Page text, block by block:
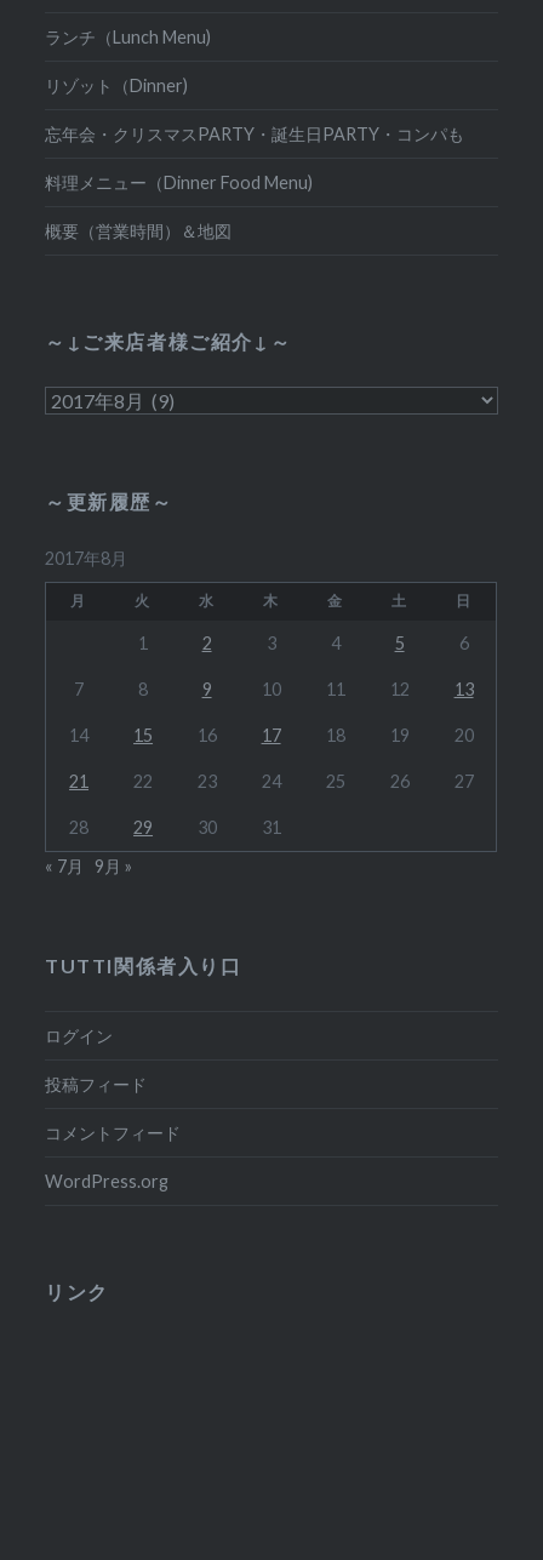
ランチ（Lunch Menu)
リゾット（Dinner)
忘年会・クリスマスPARTY・誕生日PARTY・コンパも
料理メニュー（Dinner Food Menu)
概要（営業時間）＆地図
～↓ご来店者様ご紹介↓～
～
店
様
～更新履歴～
2017年8月
月 火 水 木 金 土 日
1 2 3 4 5 6
7 8 9 10 11 12 13
14 15 16 17 18 19 20
21 22 23 24 25 26 27
28 29 30
31
« 7月
9月 »
TUTTI関係者入り口
ログイン
投稿フィード
コメントフィード
WordPress.org
リンク